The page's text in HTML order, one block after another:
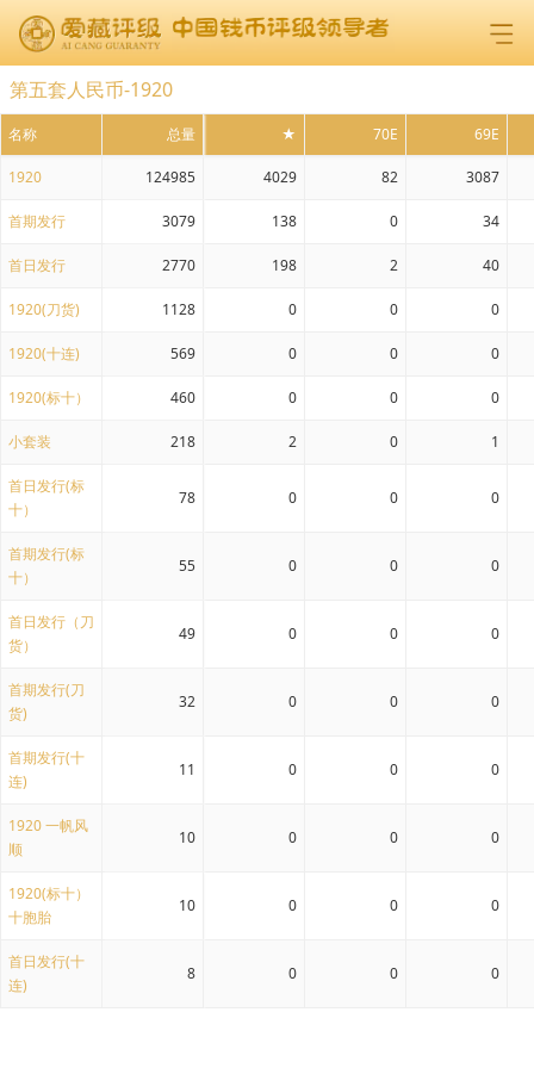
第五套人民币-1920
名称 总量 ★ 70E 69E
1920 124985 4029 82 3087
首期发行 3079 138 0 34
首日发行 2770 198 2 40
1920(刀货) 1128 0 0 0
1920(十连) 569 0 0 0
1920(标十） 460 0 0 0
小套装 218 2 0 1
首日发行(标
十）
78 0 0 0
首期发行(标
十）
55 0 0 0
首日发行（刀
货）
49 0 0 0
首期发行(刀
货)
32 0 0 0
首期发行(十
连)
11 0 0 0
1920 一帆风
顺
10 0 0 0
1920(标十）
十胞胎
10 0 0 0
首日发行(十
连)
8 0 0 0